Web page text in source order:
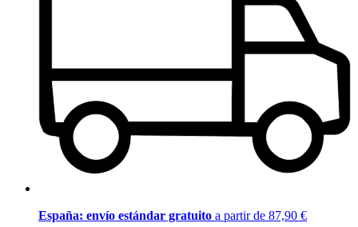
España: envío estándar gratuito a partir de 87,90 €